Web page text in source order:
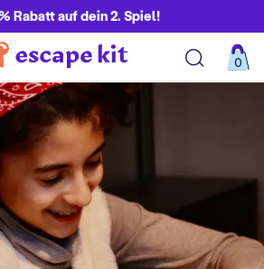
Rabatt auf dein 2. Spiel!
0
Alle Spiele ansehen